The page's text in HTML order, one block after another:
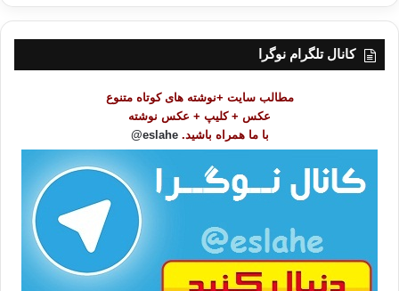
ر
کانال تلگرام نوگرا
مطالب سایت +نوشته های کوتاه متنوع
عکس + کلیپ + عکس نوشته
با ما همراه باشید. eslahe@